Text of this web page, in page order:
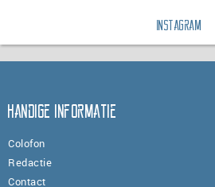
Instagram
Handige informatie
Colofon
Redactie
Contact